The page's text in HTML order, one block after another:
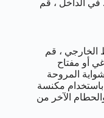
في الداخل ، قم
الخارجي ، قم
أو مفتاح
المروحة
باستخدام مكنسة
الآخر من